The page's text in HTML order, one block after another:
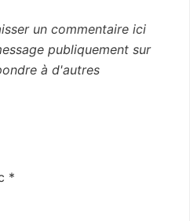
un commentaire ici
publiquement sur
à d'autres
*